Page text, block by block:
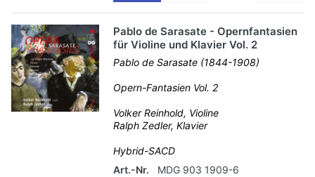
Pablo de Sarasate - Opernfantasien
für Violine und Klavier Vol. 2
Pablo de Sarasate (1844-1908)
Opern-Fantasien Vol. 2
Volker Reinhold, Violine
Ralph Zedler, Klavier
Hybrid-SACD
Art.-Nr.
MDG 903 1909-6